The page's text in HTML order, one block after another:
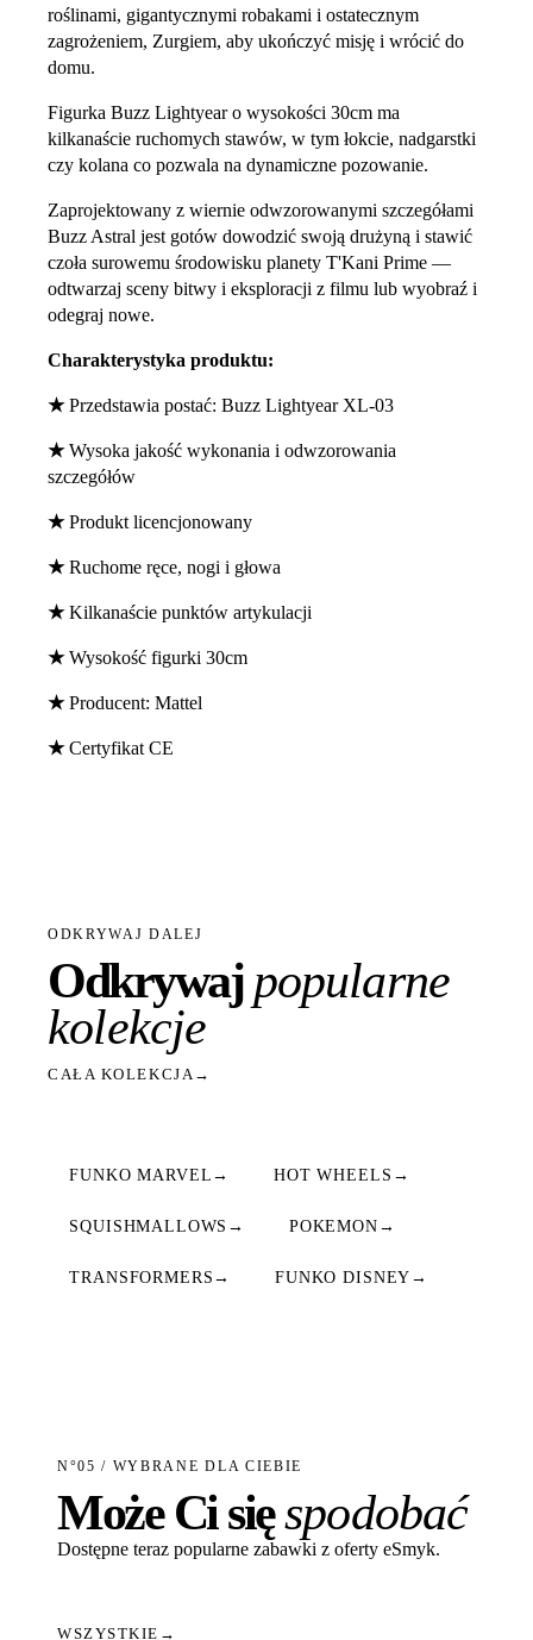
roślinami, gigantycznymi robakami i ostatecznym
zagrożeniem, Zurgiem, aby ukończyć misję i wrócić do
domu.
Figurka Buzz Lightyear o wysokości 30cm ma
kilkanaście ruchomych stawów, w tym łokcie, nadgarstki
czy kolana co pozwala na dynamiczne pozowanie.
Zaprojektowany z wiernie odwzorowanymi szczegółami
Buzz Astral jest gotów dowodzić swoją drużyną i stawić
czoła surowemu środowisku planety T'Kani Prime —
odtwarzaj sceny bitwy i eksploracji z filmu lub wyobraź i
odegraj nowe.
Charakterystyka produktu:
★Przedstawia postać: Buzz Lightyear XL-03
★Wysoka jakość wykonania i odwzorowania
szczegółów
★Produkt licencjonowany
★Ruchome ręce, nogi i głowa
★Kilkanaście punktów artykulacji
★Wysokość figurki 30cm
★Producent: Mattel
★Certyfikat CE
ODKRYWAJ DALEJ
Odkrywajpopularne
kolekcje
CAŁA KOLEKCJA →
FUNKO MARVEL → HOT WHEELS →
SQUISHMALLOWS → POKEMON →
TRANSFORMERS → FUNKO DISNEY →
N°05 / WYBRANE DLA CIEBIE
Może Ci sięspodobać
Dostępne teraz popularne zabawki z oferty eSmyk.
WSZYSTKIE →